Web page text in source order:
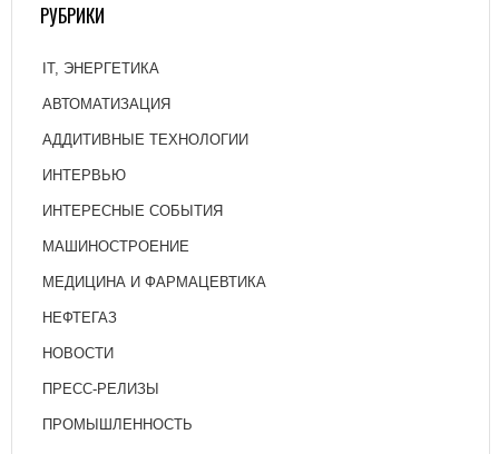
РУБРИКИ
IT, ЭНЕРГЕТИКА
АВТОМАТИЗАЦИЯ
АДДИТИВНЫЕ ТЕХНОЛОГИИ
ИНТЕРВЬЮ
ИНТЕРЕСНЫЕ СОБЫТИЯ
МАШИНОСТРОЕНИЕ
МЕДИЦИНА И ФАРМАЦЕВТИКА
НЕФТЕГАЗ
НОВОСТИ
ПРЕСС-РЕЛИЗЫ
ПРОМЫШЛЕННОСТЬ